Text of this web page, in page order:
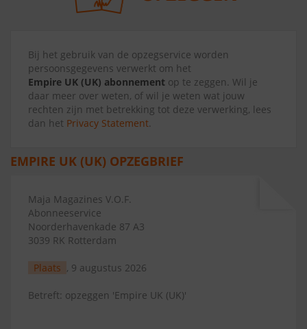
Bij het gebruik van de opzegservice worden
persoonsgegevens verwerkt om het
Empire UK (UK) abonnement op te zeggen. Wil je
daar meer over weten, of wil je weten wat jouw
rechten zijn met betrekking tot deze verwerking, lees
dan het Privacy Statement.
EMPIRE UK (UK) OPZEGBRIEF
Maja Magazines V.O.F.
Abonneeservice
Noorderhavenkade 87 A3
3039 RK Rotterdam
Plaats , 9 augustus 2026
Betreft: opzeggen 'Empire UK (UK)'